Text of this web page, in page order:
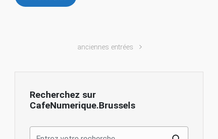
anciennes entrées
Recherchez sur
CafeNumerique.Brussels